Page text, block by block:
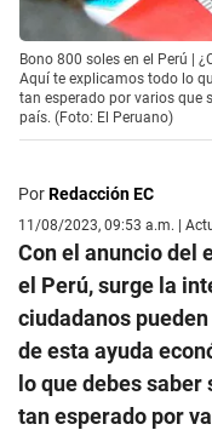
Bono 800 soles en el Perú |
Aquí te explicamos todo lo
tan esperado por varios que
país. (Foto: El Peruano)
PorRedacción EC
11/08/2023, 09:53 a.m. |
Con el anuncio del
el Perú, surge la
ciudadanos
de esta ayuda
lo que debes
tan esperado por